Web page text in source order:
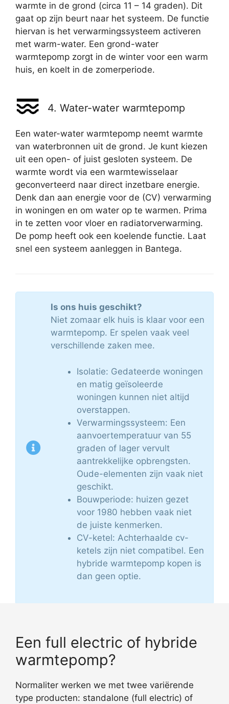
warmte in de grond (circa 11 – 14 graden). Dit
gaat op zijn beurt naar het systeem. De functie
hiervan is het verwarmingssysteem activeren
met warm-water. Een grond-water
warmtepomp zorgt in de winter voor een warm
huis, en koelt in de zomerperiode.
4. Water-water warmtepomp
Een water-water warmtepomp neemt warmte
van waterbronnen uit de grond. Je kunt kiezen
uit een open- of juist gesloten systeem. De
warmte wordt via een warmtewisselaar
geconverteerd naar direct inzetbare energie.
Denk dan aan energie voor de (CV) verwarming
in woningen en om water op te warmen. Prima
in te zetten voor vloer en radiatorverwarming.
De pomp heeft ook een koelende functie. Laat
snel een systeem aanleggen in Bantega.
Is ons huis geschikt?
Niet zomaar elk huis is klaar voor een
warmtepomp. Er spelen vaak veel
verschillende zaken mee.
Isolatie: Gedateerde woningen
en matig geïsoleerde
woningen kunnen niet altijd
overstappen.
Verwarmingssysteem: Een
aanvoertemperatuur van 55
graden of lager vervult
aantrekkelijke opbrengsten.
Oude-elementen zijn vaak niet
geschikt.
Bouwperiode: huizen gezet
voor 1980 hebben vaak niet
de juiste kenmerken.
CV-ketel: Achterhaalde cv-
ketels zijn niet compatibel. Een
hybride warmtepomp kopen is
dan geen optie.
Een full electric of hybride
warmtepomp?
Normaliter werken we met twee variërende
type producten: standalone (full electric) of